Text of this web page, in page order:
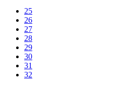
25
26
27
28
29
30
31
32